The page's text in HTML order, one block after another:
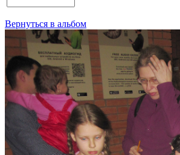
Вернуться в альбом